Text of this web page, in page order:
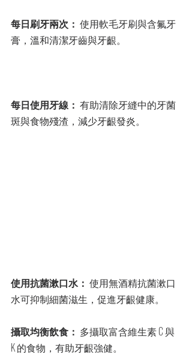
每日刷牙兩次： 使用軟毛牙刷與含氟牙
膏，溫和清潔牙齒與牙齦。
每日使用牙線： 有助清除牙縫中的牙菌
斑與食物殘渣，減少牙齦發炎。
使用抗菌漱口水： 使用無酒精抗菌漱口
水可抑制細菌滋生，促進牙齦健康。
攝取均衡飲食： 多攝取富含維生素 C 與
K 的食物，有助牙齦強健。